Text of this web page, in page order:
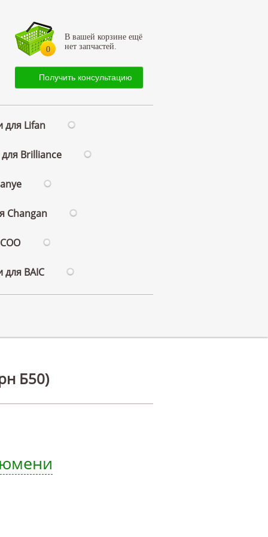
0
В вашей корзине ещё
нет запчастей.
Получить консультацию
для Lifan
Brilliance
Changan
для BAIC
Б50)